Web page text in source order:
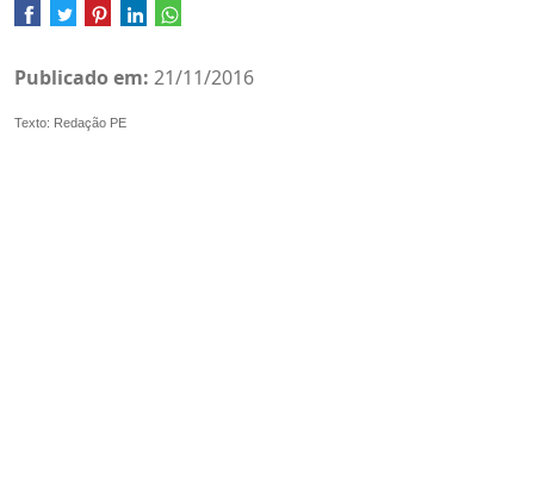
Publicado em: 21/11/2016
Texto: Redação PE